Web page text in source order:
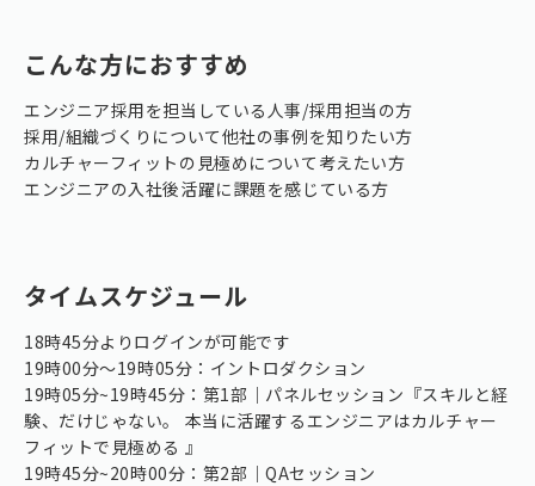
こんな方におすすめ
エンジニア採用を担当している人事/採用担当の方
採用/組織づくりについて他社の事例を知りたい方
カルチャーフィットの見極めについて考えたい方
エンジニアの入社後活躍に課題を感じている方
タイムスケジュール
18時45分よりログインが可能です
19時00分〜19時05分：イントロダクション
19時05分~19時45分：第1部｜パネルセッション『スキルと経
験、だけじゃない。 本当に活躍するエンジニアはカルチャー
フィットで見極める 』
19時45分~20時00分：第2部｜QAセッション